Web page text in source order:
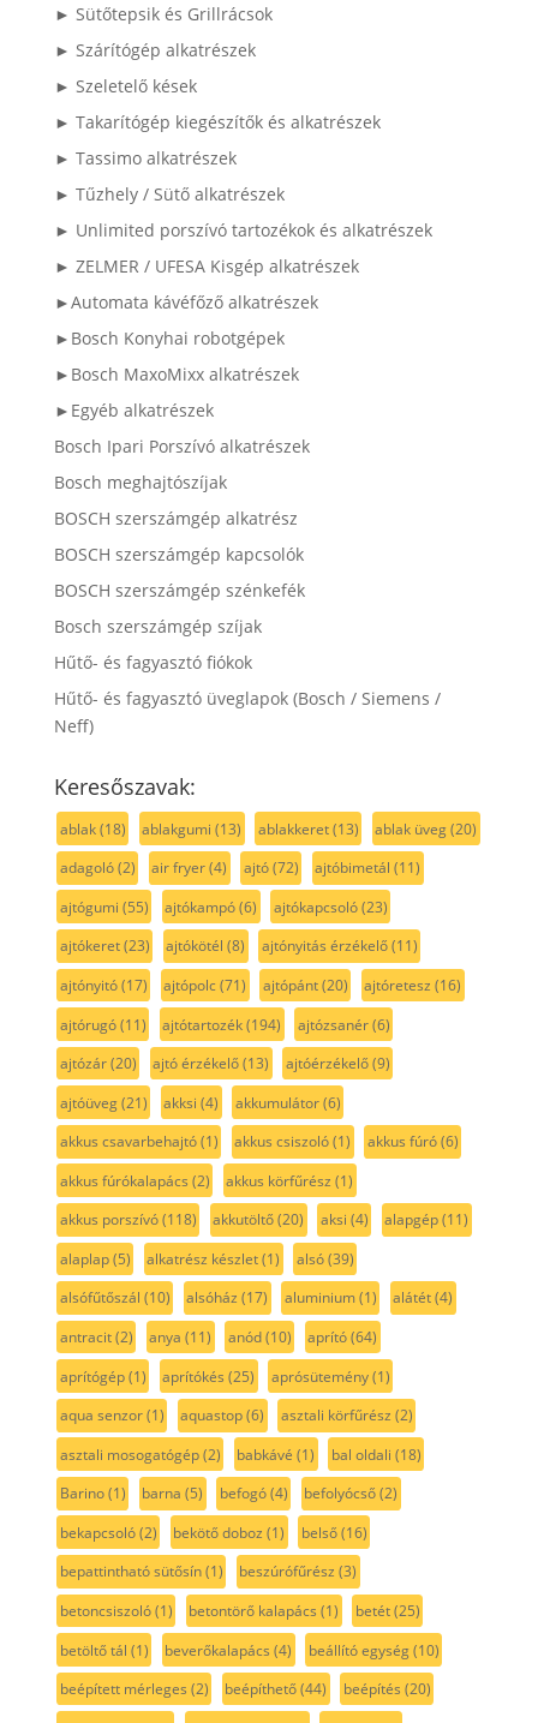
► Sütőtepsik és Grillrácsok
► Szárítógép alkatrészek
► Szeletelő kések
► Takarítógép kiegészítők és alkatrészek
► Tassimo alkatrészek
► Tűzhely / Sütő alkatrészek
► Unlimited porszívó tartozékok és alkatrészek
► ZELMER / UFESA Kisgép alkatrészek
►Automata kávéfőző alkatrészek
►Bosch Konyhai robotgépek
►Bosch MaxoMixx alkatrészek
►Egyéb alkatrészek
Bosch Ipari Porszívó alkatrészek
Bosch meghajtószíjak
BOSCH szerszámgép alkatrész
BOSCH szerszámgép kapcsolók
BOSCH szerszámgép szénkefék
Bosch szerszámgép szíjak
Hűtő- és fagyasztó fiókok
Hűtő- és fagyasztó üveglapok (Bosch / Siemens /
Neff)
Keresőszavak:
ablak(18) ablakgumi (13) ablakkeret(13) ablak üveg(20)
adagoló(2) air fryer(4) ajtó(72) ajtóbimetál (11)
ajtógumi (55) ajtókampó(6) ajtókapcsoló(23)
ajtókeret(23) ajtókötél (8) ajtónyitás érzékelő(11)
ajtónyitó(17) ajtópolc(71) ajtópánt(20) ajtóretesz (16)
ajtórugó(11) ajtótartozék(194) ajtózsanér(6)
ajtózár(20) ajtó érzékelő(13) ajtóérzékelő(9)
ajtóüveg(21) akksi (4) akkumulátor(6)
akkus csavarbehajtó(1) akkus csiszoló(1) akkus fúró(6)
akkus fúrókalapács (2) akkus körfűrész (1)
akkus porszívó(118) akkutöltő(20) aksi (4) alapgép(11)
alaplap(5) alkatrész készlet(1) alsó(39)
alsófűtőszál (10) alsóház (17) aluminium(1) alátét(4)
antracit(2) anya (11) anód(10) aprító(64)
aprítógép(1) aprítókés (25) aprósütemény(1)
aqua senzor(1) aquastop(6) asztali körfűrész (2)
asztali mosogatógép(2) babkávé (1) bal oldali (18)
Barino(1) barna (5) befogó(4) befolyócső(2)
bekapcsoló(2) bekötő doboz (1) belső(16)
bepattintható sütősín(1) beszúrófűrész (3)
betoncsiszoló(1) betontörő kalapács (1) betét(25)
betöltő tál (1) beverőkalapács (4) beállító egység(10)
beépített mérleges (2) beépíthető(44) beépítés (20)